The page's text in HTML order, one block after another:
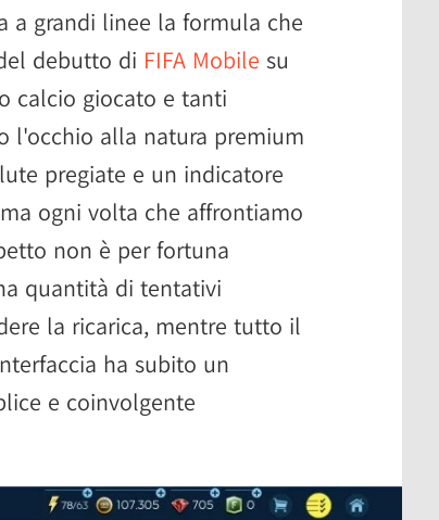
a grandi linee la formula che
debutto di FIFA Mobile su
calcio giocato e tanti
l'occhio alla natura premium
pregiate e un indicatore
ogni volta che affrontiamo
non è per fortuna
quantità di tentativi
la ricarica, mentre tutto il
ha subito un
e coinvolgente